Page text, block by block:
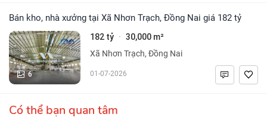
Bán kho, nhà xưởng tại Xã Nhơn Trạch, Đồng Nai giá 182 tỷ
6
182 tỷ · 30,000 m²
Xã Nhơn Trạch, Đồng Nai
01-07-2026
Có thể bạn quan tâm